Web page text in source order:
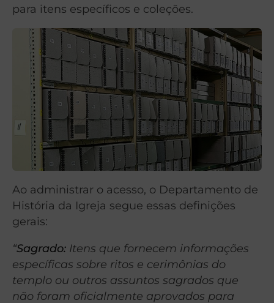
para itens específicos e coleções.
Ao administrar o acesso, o Departamento de
História da Igreja segue essas definições
gerais:
“Sagrado: Itens que fornecem informações
específicas sobre ritos e cerimônias do
templo ou outros assuntos sagrados que
não foram oficialmente aprovados para